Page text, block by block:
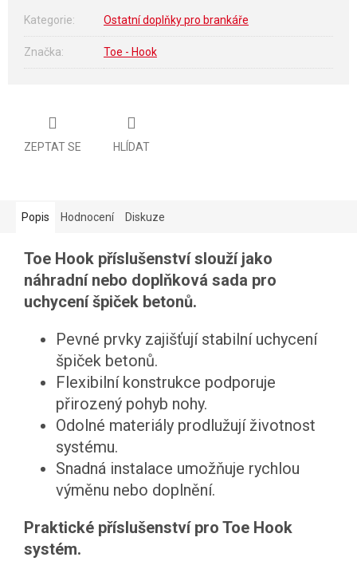
Kategorie: Ostatní doplňky pro brankáře
Značka: Toe - Hook
ZEPTAT SE HLÍDAT
Popis Hodnocení Diskuze
Toe Hook příslušenství slouží jako
náhradní nebo doplňková sada pro
uchycení špiček betonů.
Pevné prvky zajišťují stabilní uchycení
špiček betonů.
Flexibilní konstrukce podporuje
přirozený pohyb nohy.
Odolné materiály prodlužují životnost
systému.
Snadná instalace umožňuje rychlou
výměnu nebo doplnění.
Praktické příslušenství pro Toe Hook
systém.